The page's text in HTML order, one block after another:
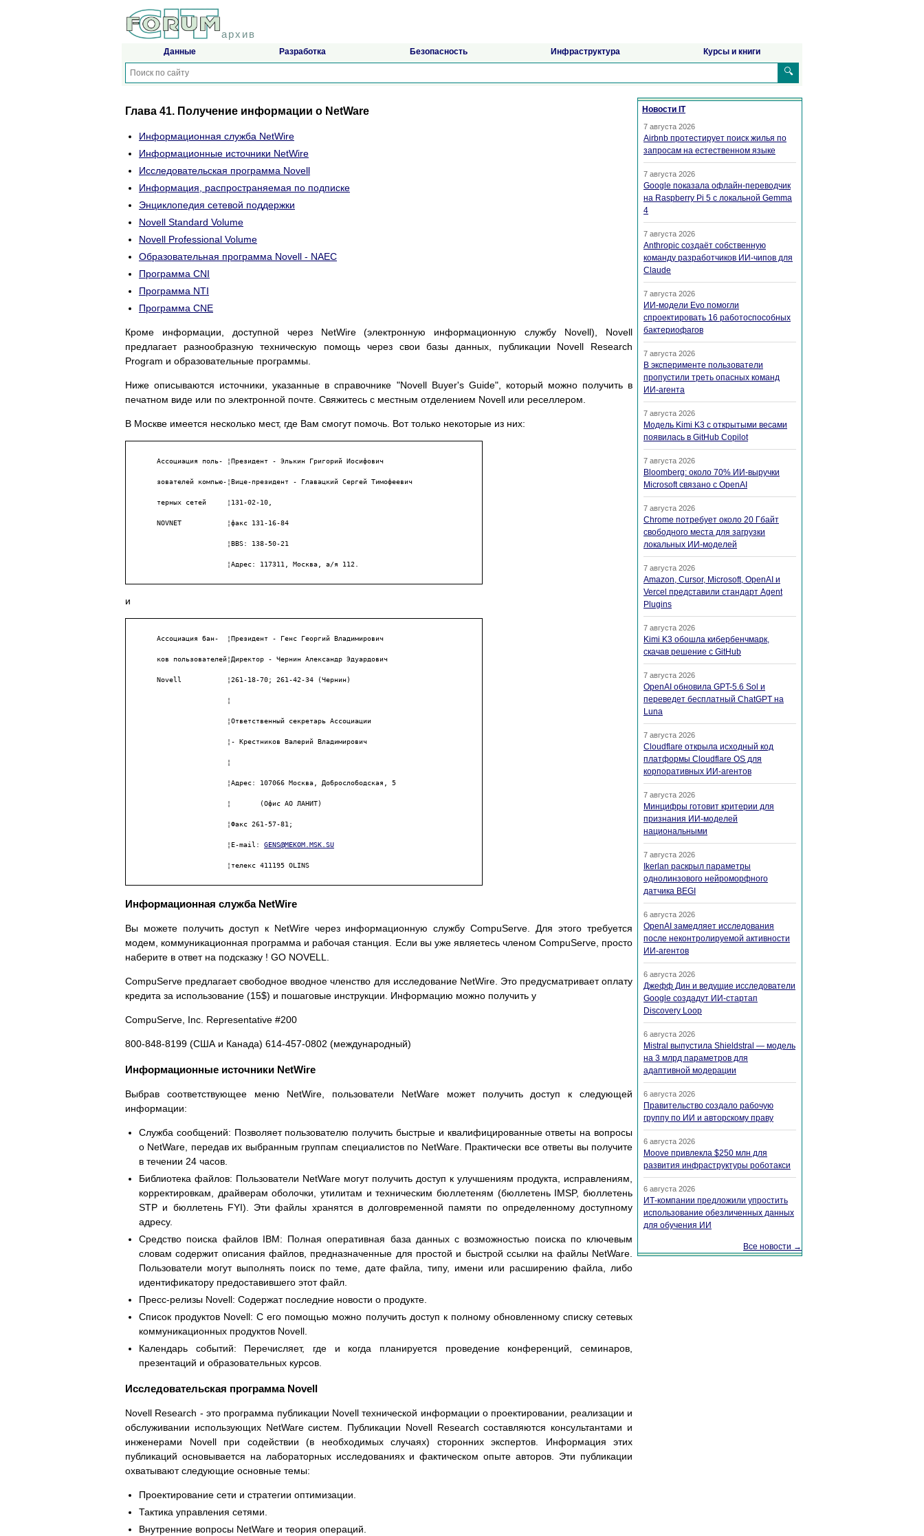
архив
Данные Разработка Безопасность Инфраструктура Курсы и книги
🔍
Глава 41. Получение информации о NetWare
Информационная служба NetWire
Информационные источники NetWire
Исследовательская программа Novell
Информация, распространяемая по подписке
Энциклопедия сетевой поддержки
Novell Standard Volume
Novell Professional Volume
Образовательная программа Novell - NAEC
Программа CNI
Программа NTI
Программа CNE
Кроме информации, доступной через NetWire (электронную информационную службу Novell), Novell
предлагает разнообразную техническую помощь через свои базы данных, публикации Novell Research
Program и образовательные программы.
Ниже описываются источники, указанные в справочнике "Novell Buyer's Guide", который можно получить в
печатном виде или по электронной почте. Свяжитесь с местным отделением Novell или реселлером.
В Москве имеется несколько мест, где Вам смогут помочь. Вот только некоторые из них:
       Ассоциация поль- ¦Президент - Элькин Григорий Иосифович
       зователей компью-¦Вице-президент - Главацкий Cергей Тимофеевич
       терных сетей     ¦131-02-10,
       NOVNET           ¦факс 131-16-84
                        ¦BBS: 138-50-21
                        ¦Адрес: 117311, Москва, а/я 112.
и
       Ассоциация бан-  ¦Президент - Генс Георгий Владимирович
       ков пользователей¦Директор - Чернин Александр Эдуардович
       Novell           ¦261-18-70; 261-42-34 (Чернин)
                        ¦
                        ¦Ответственный секретарь Ассоциации
                        ¦- Крестников Валерий Владимирович
                        ¦
                        ¦Адрес: 107066 Москва, Доброслободская, 5
                        ¦       (Офис АО ЛАНИТ)
                        ¦Факс 261-57-81;
                        ¦E-mail:
GENS@MEKOM.MSK.SU
                        ¦телекс 411195 OLINS
Информационная служба NetWire
Вы можете получить доступ к NetWire через информационную службу CompuServe. Для этого требуется
модем, коммуникационная программа и рабочая станция. Если вы уже являетесь членом CompuServe, просто
наберите в ответ на подсказку ! GO NOVELL.
CompuServe предлагает свободное вводное членство для исследование NetWire. Это предусматривает оплату
кредита за использование (15$) и пошаговые инструкции. Информацию можно получить у
CompuServe, Inc. Representative #200
800-848-8199 (США и Канада) 614-457-0802 (международный)
Информационные источники NetWire
Выбрав соответствующее меню NetWire, пользователи NetWare может получить доступ к следующей
информации:
Служба сообщений: Позволяет пользователю получить быстрые и квалифицированные ответы на вопросы
о NetWare, передав их выбранным группам специалистов по NetWare. Практически все ответы вы получите
в течении 24 часов.
Библиотека файлов: Пользователи NetWare могут получить доступ к улучшениям продукта, исправлениям,
корректировкам, драйверам оболочки, утилитам и техническим бюллетеням (бюллетень IMSP, бюллетень
STP и бюллетень FYI). Эти файлы хранятся в долговременной памяти по определенному доступному
адресу.
Средство поиска файлов IBM: Полная оперативная база данных с возможностью поиска по ключевым
словам содержит описания файлов, предназначенные для простой и быстрой ссылки на файлы NetWare.
Пользователи могут выполнять поиск по теме, дате файла, типу, имени или расширению файла, либо
идентификатору предоставившего этот файл.
Пресс-релизы Novell: Содержат последние новости о продукте.
Список продуктов Novell: С его помощью можно получить доступ к полному обновленному списку сетевых
коммуникационных продуктов Novell.
Календарь событий: Перечисляет, где и когда планируется проведение конференций, семинаров,
презентаций и образовательных курсов.
Исследовательская программа Novell
Novell Research - это программа публикации Novell технической информации о проектировании, реализации и
обслуживании использующих NetWare систем. Публикации Novell Research составляются консультантами и
инженерами Novell при содействии (в необходимых случаях) сторонних экспертов. Информация этих
публикаций основывается на лабораторных исследованиях и фактическом опыте авторов. Эти публикации
охватывают следующие основные темы:
Проектирование сети и стратегии оптимизации.
Тактика управления сетями.
Внутренние вопросы NetWare и теория операций.
Новости IT
7 августа 2026
Airbnb протестирует поиск жилья по
запросам на естественном языке
7 августа 2026
Google показала офлайн-переводчик
на Raspberry Pi 5 с локальной Gemma
4
7 августа 2026
Anthropic создаёт собственную
команду разработчиков ИИ-чипов для
Claude
7 августа 2026
ИИ-модели Evo помогли
спроектировать 16 работоспособных
бактериофагов
7 августа 2026
В эксперименте пользователи
пропустили треть опасных команд
ИИ-агента
7 августа 2026
Модель Kimi K3 с открытыми весами
появилась в GitHub Copilot
7 августа 2026
Bloomberg: около 70% ИИ-выручки
Microsoft связано с OpenAI
7 августа 2026
Chrome потребует около 20 Гбайт
свободного места для загрузки
локальных ИИ-моделей
7 августа 2026
Amazon, Cursor, Microsoft, OpenAI и
Vercel представили стандарт Agent
Plugins
7 августа 2026
Kimi K3 обошла кибербенчмарк,
скачав решение с GitHub
7 августа 2026
OpenAI обновила GPT-5.6 Sol и
переведет бесплатный ChatGPT на
Luna
7 августа 2026
Cloudflare открыла исходный код
платформы Cloudflare OS для
корпоративных ИИ-агентов
7 августа 2026
Минцифры готовит критерии для
признания ИИ-моделей
национальными
7 августа 2026
Ikerlan раскрыл параметры
однолинзового нейроморфного
датчика BEGI
6 августа 2026
OpenAI замедляет исследования
после неконтролируемой активности
ИИ-агентов
6 августа 2026
Джефф Дин и ведущие исследователи
Google создадут ИИ-стартап
Discovery Loop
6 августа 2026
Mistral выпустила Shieldstral — модель
на 3 млрд параметров для
адаптивной модерации
6 августа 2026
Правительство создало рабочую
группу по ИИ и авторскому праву
6 августа 2026
Moove привлекла $250 млн для
развития инфраструктуры роботакси
6 августа 2026
ИТ-компании предложили упростить
использование обезличенных данных
для обучения ИИ
Все новости →